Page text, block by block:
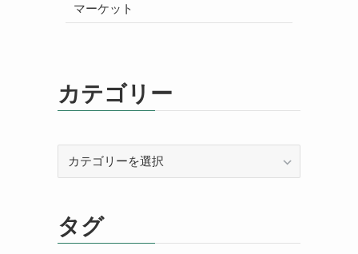
マーケット
カテゴリー
ー
タグ